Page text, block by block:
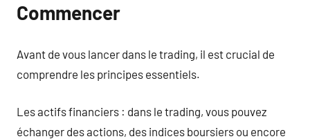
Commencer
Avant de vous lancer dans le trading, il est crucial de
comprendre les principes essentiels.
Les actifs financiers : dans le trading, vous pouvez
échanger des actions, des indices boursiers ou encore